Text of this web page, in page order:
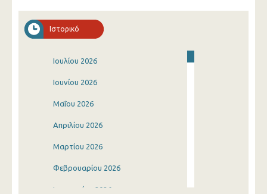
Ιστορικό
Ιουλίου 2026
Ιουνίου 2026
Μαΐου 2026
Απριλίου 2026
Μαρτίου 2026
Φεβρουαρίου 2026
Ιανουαρίου 2026